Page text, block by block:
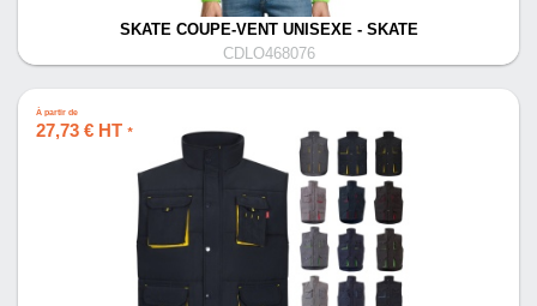
SKATE COUPE-VENT UNISEXE - SKATE
CDLO468076
À partir de
27,73 € HT *